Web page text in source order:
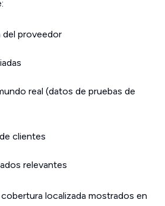
del proveedor
real (datos de pruebas de
clientes
relevantes
localizada mostrados en